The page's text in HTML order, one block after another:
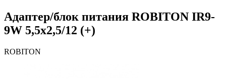
Адаптер/блок питания ROBITON IR9-
9W 5,5x2,5/12 (+)
ROBITON